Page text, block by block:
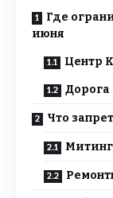
Где
июня
Центр
Дорога
Что